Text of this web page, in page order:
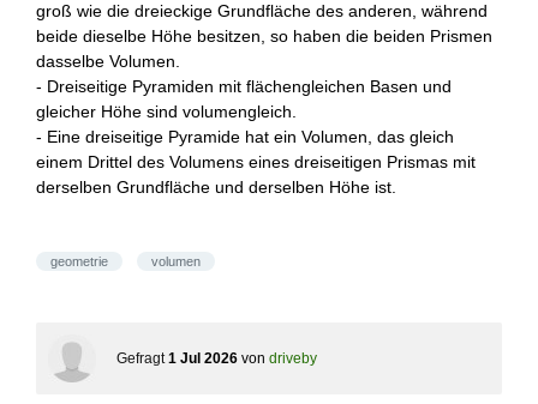
groß wie die dreieckige Grundfläche des anderen, während
beide dieselbe Höhe besitzen, so haben die beiden Prismen
dasselbe Volumen.
- Dreiseitige Pyramiden mit flächengleichen Basen und
gleicher Höhe sind volumengleich.
- Eine dreiseitige Pyramide hat ein Volumen, das gleich
einem Drittel des Volumens eines dreiseitigen Prismas mit
derselben Grundfläche und derselben Höhe ist.
geometrie volumen
Gefragt 1 Jul 2026 von driveby